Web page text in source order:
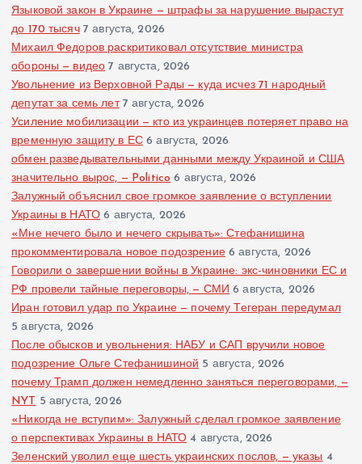
Языковой закон в Украине — штрафы за нарушение вырастут
до 170 тысяч 7 августа, 2026
Михаил Федоров раскритиковал отсутствие министра
обороны — видео 7 августа, 2026
Увольнение из Верховной Рады — куда исчез 71 народный
депутат за семь лет 7 августа, 2026
Усиление мобилизации — кто из украинцев потеряет право на
временную защиту в ЕС 6 августа, 2026
обмен разведывательными данными между Украиной и США
значительно вырос, — Politico 6 августа, 2026
Залужный объяснил свое громкое заявление о вступлении
Украины в НАТО 6 августа, 2026
«Мне нечего было и нечего скрывать»: Стефанишина
прокомментировала новое подозрение 6 августа, 2026
Говорили о завершении войны в Украине: экс-чиновники ЕС и
РФ провели тайные переговоры, — СМИ 6 августа, 2026
Иран готовил удар по Украине — почему Тегеран передумал
5 августа, 2026
После обысков и увольнения: НАБУ и САП вручили новое
подозрение Ольге Стефанишиной 5 августа, 2026
почему Трамп должен немедленно заняться переговорами, —
NYT 5 августа, 2026
«Никогда не вступим»: Залужный сделал громкое заявление
о перспективах Украины в НАТО 4 августа, 2026
Зеленский уволил еще шесть украинских послов, — указы 4